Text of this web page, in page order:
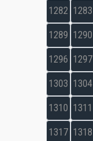
1282 1283
1289 1290
1296 1297
1303 1304
1310 1311
1317 1318